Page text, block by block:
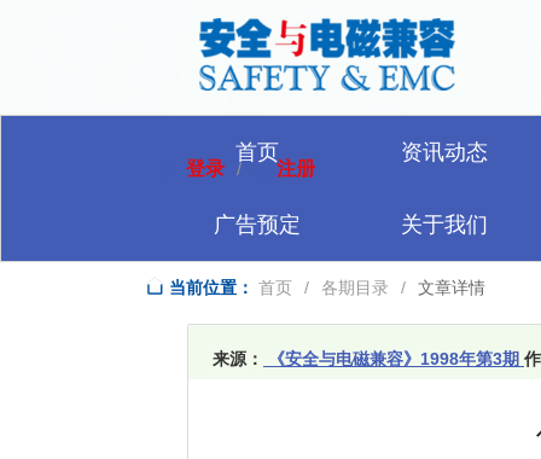
登录 / 注册
首页 资讯动态
广告预定 关于我们
当前位置： 首页 / 各期目录 / 文章详情
来源： 《安全与电磁兼容》1998年第3期